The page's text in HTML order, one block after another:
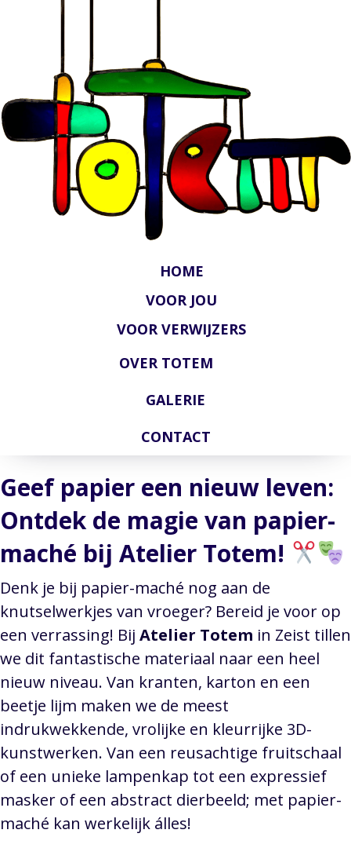
HOME
VOOR JOU
VOOR VERWIJZERS
OVER TOTEM
GALERIE
CONTACT
Geef papier een nieuw leven:
Ontdek de magie van papier-
maché bij Atelier Totem!
Denk je bij papier-maché nog aan de
knutselwerkjes van vroeger? Bereid je voor op
een verrassing! Bij Atelier Totem in Zeist tillen
we dit fantastische materiaal naar een heel
nieuw niveau. Van kranten, karton en een
beetje lijm maken we de meest
indrukwekkende, vrolijke en kleurrijke 3D-
kunstwerken. Van een reusachtige fruitschaal
of een unieke lampenkap tot een expressief
masker of een abstract dierbeeld; met papier-
maché kan werkelijk álles!